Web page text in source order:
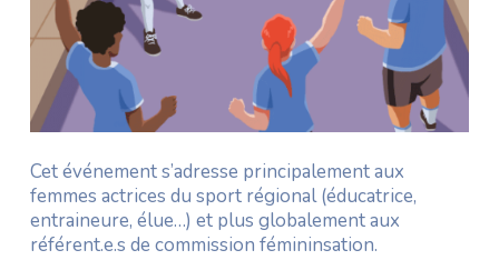
Cet événement s’adresse principalement aux
femmes actrices du sport régional (éducatrice,
entraineure, élue…) et plus globalement aux
référent.e.s de commission fémininsation.